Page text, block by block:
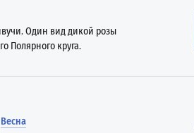
Один вид дикой розы
Полярного круга.
Весна